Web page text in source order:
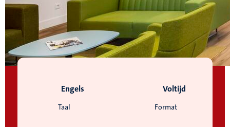
Taal
Engels
Format
Voltijd